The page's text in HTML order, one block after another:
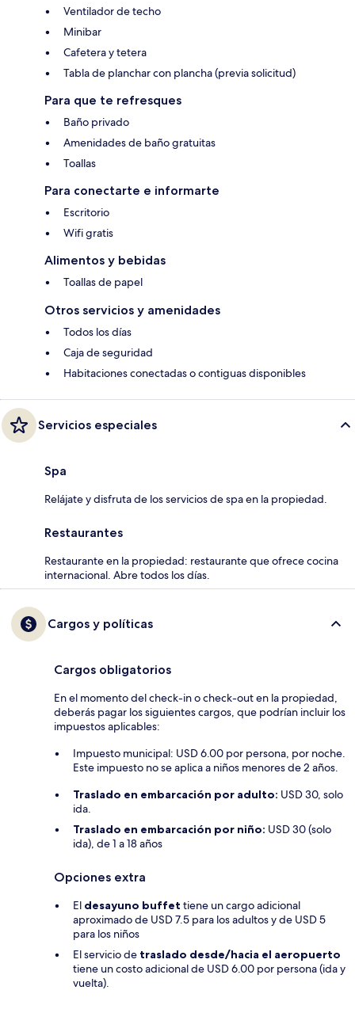
Ventilador de techo
Minibar
Cafetera y tetera
Tabla de planchar con plancha (previa solicitud)
Para que te refresques
Baño privado
Amenidades de baño gratuitas
Toallas
Para conectarte e informarte
Escritorio
Wifi gratis
Alimentos y bebidas
Toallas de papel
Otros servicios y amenidades
Todos los días
Caja de seguridad
Habitaciones conectadas o contiguas disponibles
Servicios especiales
Spa
Relájate y disfruta de los servicios de spa en la propiedad.
Restaurantes
Restaurante en la propiedad: restaurante que ofrece cocina
internacional. Abre todos los días.
Cargos y políticas
Cargos obligatorios
En el momento del check-in o check-out en la propiedad,
deberás pagar los siguientes cargos, que podrían incluir los
impuestos aplicables:
Impuesto municipal: USD 6.00 por persona, por noche.
Este impuesto no se aplica a niños menores de 2 años.
Traslado en embarcación por adulto: USD 30, solo
ida.
Traslado en embarcación por niño: USD 30 (solo
ida), de 1 a 18 años
Opciones extra
El desayuno buffet tiene un cargo adicional
aproximado de USD 7.5 para los adultos y de USD 5
para los niños
El servicio de traslado desde/hacia el aeropuerto
tiene un costo adicional de USD 6.00 por persona (ida y
vuelta).